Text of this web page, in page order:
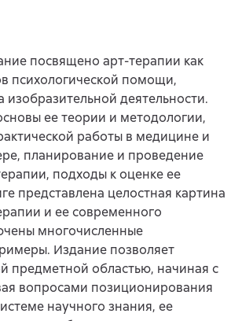
посвящено арт-терапии как
психологической помощи,
деятельности.
ее теории и методологии,
работы в медицине и
планирование и проведение
подходы к оценке ее
представлена целостная картина
и ее современного
многочисленные
Издание позволяет
предметной областью, начиная с
вопросами позиционирования
научного знания, ее